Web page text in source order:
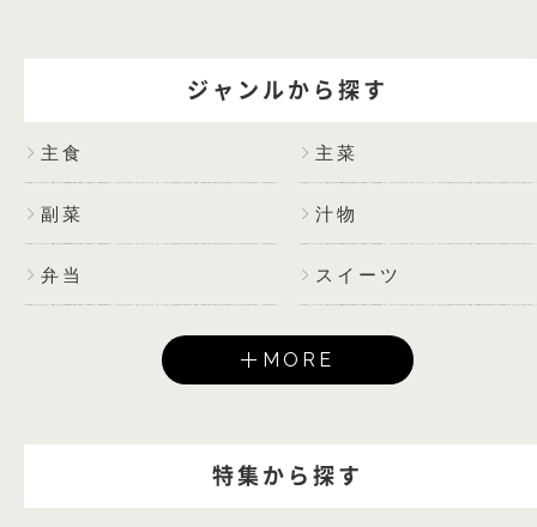
ジャンルから探す
主食 主菜
副菜 汁物
弁当 スイーツ
MORE
特集から探す